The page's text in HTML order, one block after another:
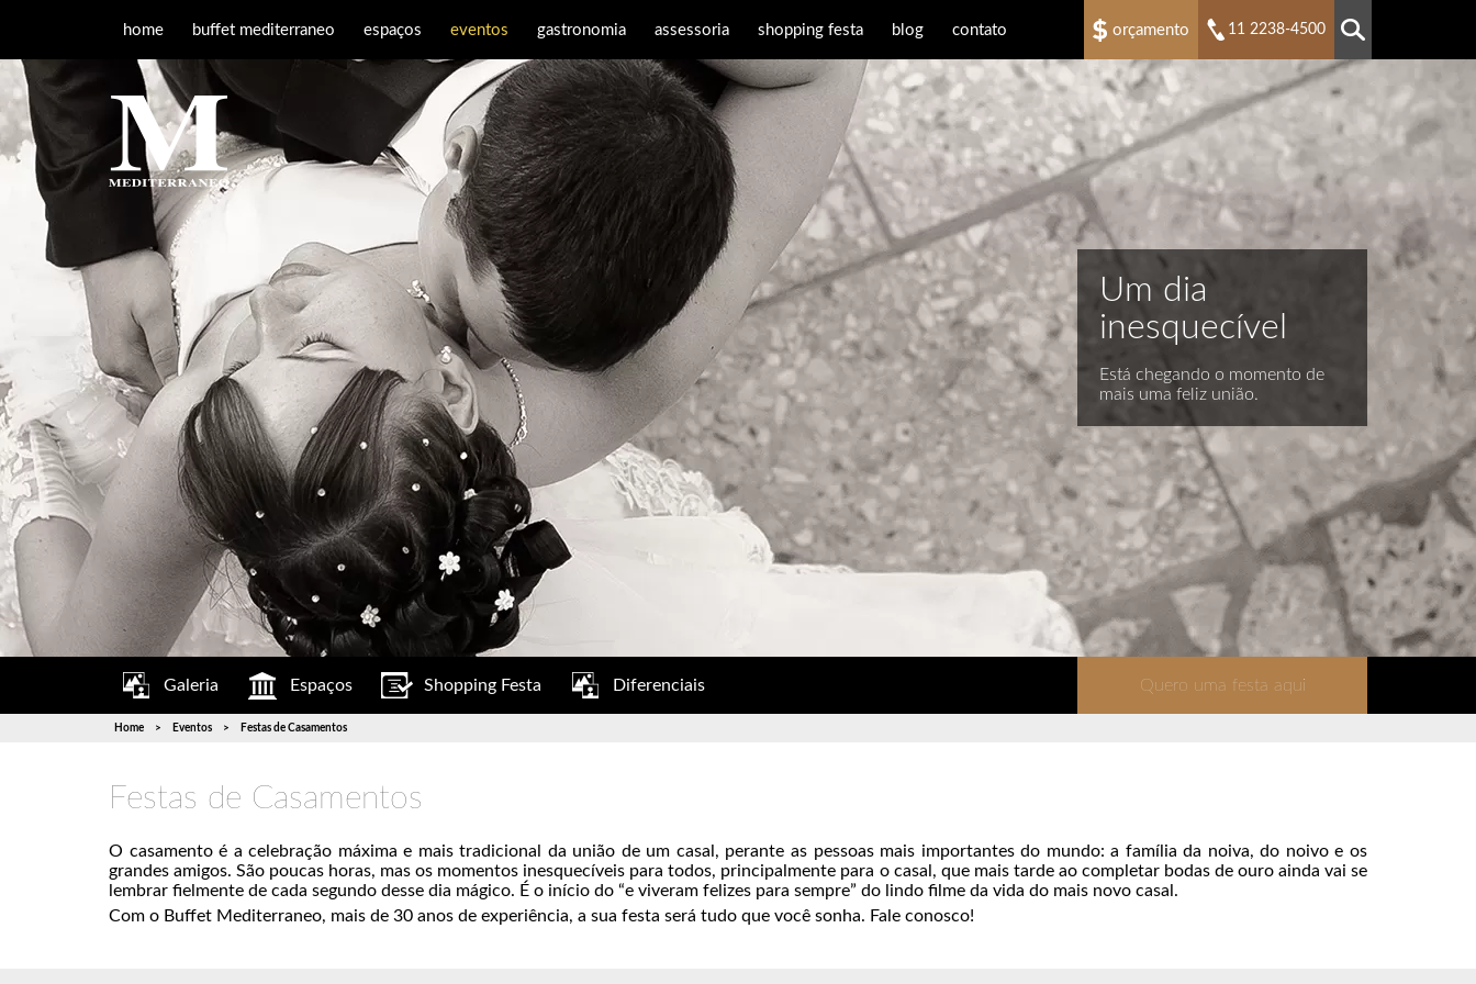
home buffet mediterraneo espaços eventos gastronomia assessoria shopping festa blog contato orçamento 11 2238-4500
Um dia
inesquecível
Está chegando o momento de
mais uma feliz união.
Galeria Espaços Shopping Festa Diferenciais Quero uma festa aqui
Home Eventos Festas de Casamentos
Festas de Casamentos
O casamento é a celebração máxima e mais tradicional da união de um casal, perante as pessoas mais importantes do mundo: a família da noiva, do noivo e os
grandes amigos. São poucas horas, mas os momentos inesquecíveis para todos, principalmente para o casal, que mais tarde ao completar bodas de ouro ainda vai se
lembrar fielmente de cada segundo desse dia mágico. É o início do “e viveram felizes para sempre” do lindo filme da vida do mais novo casal.
Com o Buffet Mediterraneo, mais de 30 anos de experiência, a sua festa será tudo que você sonha. Fale conosco!